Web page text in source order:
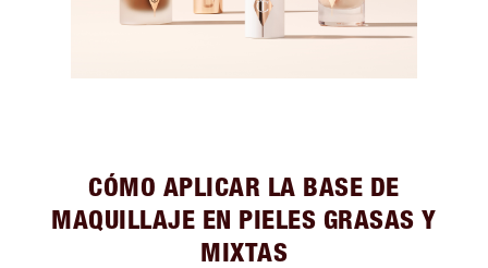
CÓMO APLICAR LA BASE DE
MAQUILLAJE EN PIELES GRASAS Y
MIXTAS